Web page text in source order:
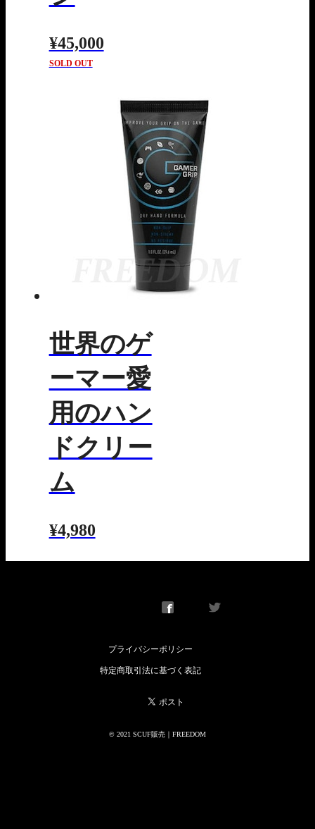
¥45,000
SOLD OUT
世界のゲ
ーマー愛
用のハン
ドクリー
ム
¥4,980
プライバシーポリシー
特定商取引法に基づく表記
© 2021 SCUF販売｜FREEDOM